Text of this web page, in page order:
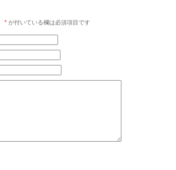
* が付いている欄は必須項目です